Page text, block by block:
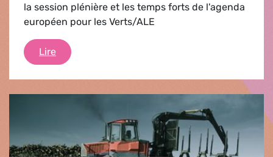
la session plénière et les temps forts de l'agenda
européen pour les Verts/ALE
LireBriefing des Coprésidents